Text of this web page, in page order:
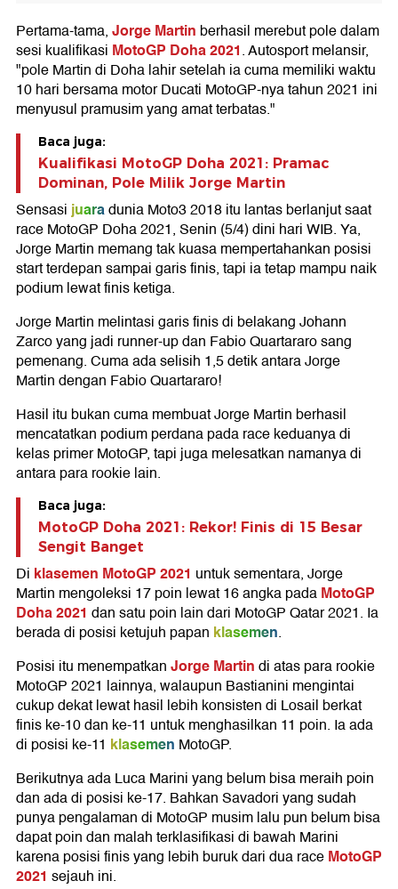
Pertama-tama,Jorge Martin berhasil merebut pole dalam
sesi kualifikasi MotoGP Doha 2021. Autosport melansir,
"pole Martin di Doha lahir setelah ia cuma memiliki waktu
10 hari bersama motor Ducati MotoGP-nya tahun 2021 ini
menyusul pramusim yang amat terbatas."
Baca juga:
Kualifikasi MotoGP Doha 2021: Pramac
Dominan, Pole Milik Jorge Martin
Sensasijuaradunia Moto3 2018 itu lantas berlanjut saat
race MotoGP Doha 2021, Senin (5/4) dini hari WIB. Ya,
Jorge Martin memang tak kuasa mempertahankan posisi
start terdepan sampai garis finis, tapi ia tetap mampu naik
podium lewat finis ketiga.
Jorge Martin melintasi garis finis di belakang Johann
Zarco yang jadi runner-up dan Fabio Quartararo sang
pemenang. Cuma ada selisih 1,5 detik antara Jorge
Martin dengan Fabio Quartararo!
Hasil itu bukan cuma membuat Jorge Martin berhasil
mencatatkan podium perdana pada race keduanya di
kelas primer MotoGP, tapi juga melesatkan namanya di
antara para rookie lain.
Baca juga:
MotoGP Doha 2021: Rekor! Finis di 15 Besar
Sengit Banget
Di klasemen MotoGP 2021 untuk sementara, Jorge
Martin mengoleksi 17 poin lewat 16 angka padaMotoGP
Doha 2021 dan satu poin lain dari MotoGP Qatar 2021. Ia
berada di posisi ketujuh papan klasemen.
Posisi itu menempatkanJorge Martindi atas para rookie
MotoGP 2021 lainnya, walaupun Bastianini mengintai
cukup dekat lewat hasil lebih konsisten di Losail berkat
finis ke-10 dan ke-11 untuk menghasilkan 11 poin. Ia ada
di posisi ke-11 klasemen MotoGP.
Berikutnya ada Luca Marini yang belum bisa meraih poin
dan ada di posisi ke-17. Bahkan Savadori yang sudah
punya pengalaman di MotoGP musim lalu pun belum bisa
dapat poin dan malah terklasifikasi di bawah Marini
karena posisi finis yang lebih buruk dari dua raceMotoGP
2021 sejauh ini.